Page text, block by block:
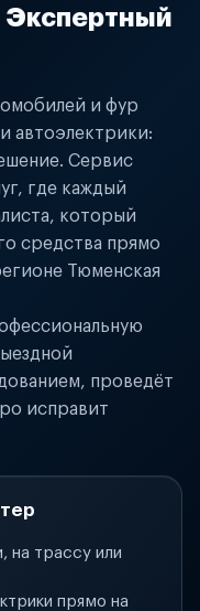
Экспертный
и фур
автоэлектрики:
Сервис
где каждый
который
средства прямо
Тюменская
проведёт
исправит
на трассу или
прямо на